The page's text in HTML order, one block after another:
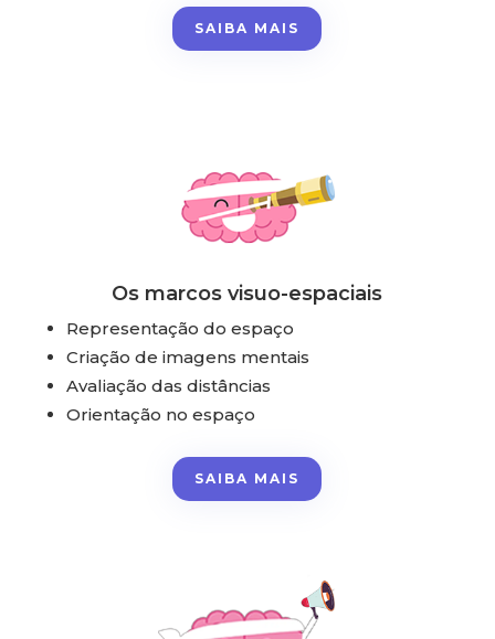
SAIBA MAIS
Os marcos visuo-espaciais
Representação do espaço
Criação de imagens mentais
Avaliação das distâncias
Orientação no espaço
SAIBA MAIS